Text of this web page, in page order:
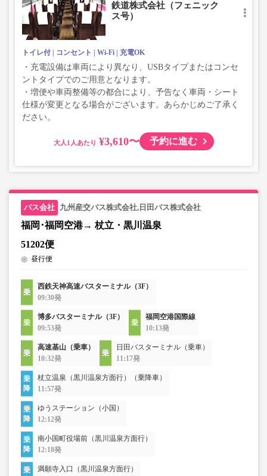
鉄道株式会社（フェニック
ス号）
トイレ付 コンセント Wi-Fi 充電OK
・充電設備は車両により異なり、USBタイプまたはコンセ
ントタイプでのご用意となります。
・増便や車両整備等の都合により、予告なく車両・シート
仕様が変更となる場合がございます。あらかじめご了承く
ださい。
大人 ¥3,610〜 予約に進む
九州産交バス株式会社,日田バス株式会社
福岡･福岡空港→ 杖立・黒川温泉
51202便
昼行便
西鉄天神高速バスターミナル（3F）
09:30発
博多バスターミナル（3F）
09:53発
福岡空港国際線
10:13発
高速基山（乗車）
10:32発
日田バスターミナル（乗車）
11:17発
杖立温泉（黒川温泉方面行）（乗降車）
11:57発
ゆうステーション（小国）
12:12発
南小国町役場前（黒川温泉方面行）
12:18発
満願寺入口（黒川温泉方面行）